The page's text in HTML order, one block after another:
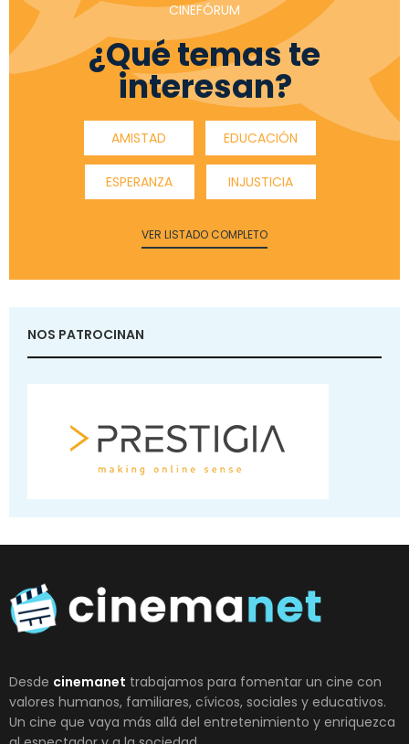
CINEFÓRUM
¿Qué temas te
interesan?
AMISTAD EDUCACIÓN
ESPERANZA INJUSTICIA
VER LISTADO COMPLETO
NOS PATROCINAN
Desde cinemanet trabajamos para fomentar un cine con
valores humanos, familiares, cívicos, sociales y educativos.
Un cine que vaya más allá del entretenimiento y enriquezca